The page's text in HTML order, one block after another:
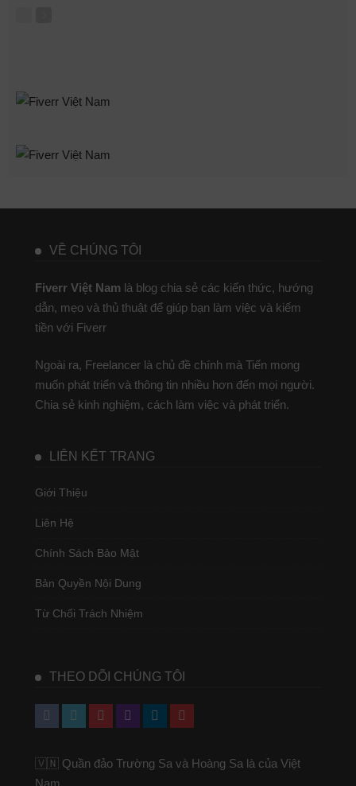
VỀ CHÚNG TÔI
Fiverr Việt Nam là blog chia sẻ các kiến thức, hướng
dẫn, mẹo và thủ thuật để giúp bạn làm việc và kiếm
tiền với Fiverr
Ngoài ra, Freelancer là chủ đề chính mà Tiến mong
muốn phát triển và thông tin nhiều hơn đến mọi người.
Chia sẻ kinh nghiệm, cách làm việc và phát triển.
LIÊN KẾT TRANG
Giới Thiệu
Liên Hệ
Chính Sách Bảo Mật
Bản Quyền Nội Dung
Từ Chối Trách Nhiệm
THEO DÕI CHÚNG TÔI
🇻🇳 Quần đảo Trường Sa và Hoàng Sa là của Việt